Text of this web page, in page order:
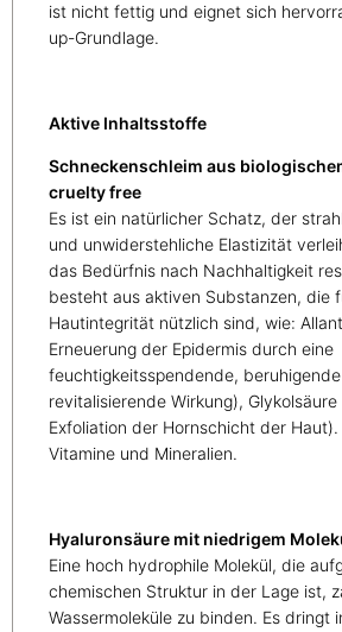
ist nicht fettig und eignet sich
up-Grundlage.
Aktive Inhaltsstoffe
Schneckenschleim aus
cruelty free
Es ist ein natürlicher Schatz, der
und unwiderstehliche Elastizität
das Bedürfnis nach Nachhaltigkeit
besteht aus aktiven Substanzen, die
Hautintegrität nützlich sind, wie:
Erneuerung der Epidermis durch eine
feuchtigkeitsspendende,
revitalisierende Wirkung),
Exfoliation der Hornschicht der
Vitamine und Mineralien.
Hyaluronsäure mit niedrigem
Eine hoch hydrophile Molekül, die
chemischen Struktur in der Lage ist,
Wassermoleküle zu binden. Es dringt